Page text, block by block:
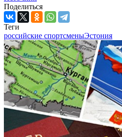
Поделиться
Теги
российские спортсменыЭстония